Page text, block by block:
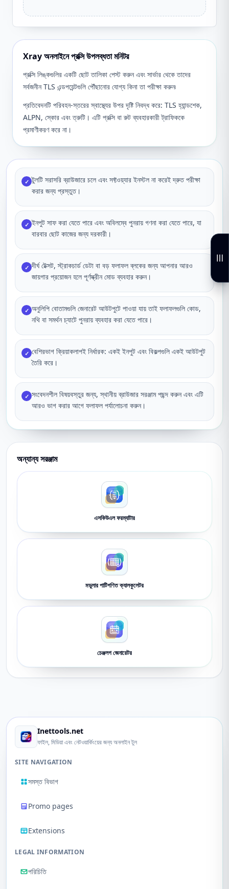
Xray অনলাইনে প্রক্সি উপলব্ধতা মনিটর
প্রক্সি লিঙ্কগুলির একটি ছোট তালিকা পেস্ট করুন এবং সার্ভার থেকে তাদের
সর্বজনীন TLS এন্ডপয়েন্টগুলি পৌঁছানোর যোগ্য কিনা তা পরীক্ষা করুন৷
প্রতিবেদনটি পরিবহন-স্তরের স্বাস্থ্যের উপর দৃষ্টি নিবদ্ধ করে: TLS হ্যান্ডশেক,
ALPN, স্কোর এবং ত্রুটি। এটি প্রক্সি বা রুট ব্যবহারকারী ট্রাফিককে
প্রমাণীকরণ করে না।
✓ টুলটি সরাসরি ব্রাউজারে চলে এবং সফ্টওয়্যার ইনস্টল না করেই দ্রুত পরীক্ষা
করার জন্য প্রস্তুত।
✓ ইনপুট সাফ করা যেতে পারে এবং অবিলম্বে পুনরায় গণনা করা যেতে পারে, যা
বারবার ছোট কাজের জন্য দরকারী।
✓ দীর্ঘ টেক্সট, স্ট্রাকচার্ড ডেটা বা বড় ফলাফল ব্লকের জন্য আপনার আরও
জায়গার প্রয়োজন হলে পূর্ণস্ক্রীন মোড ব্যবহার করুন।
✓ অনুলিপি বোতামগুলি জেনারেট আউটপুটে পাওয়া যায় তাই ফলাফলগুলি কোড,
নথি বা সমর্থন চ্যাটে পুনরায় ব্যবহার করা যেতে পারে।
✓ বেশিরভাগ ক্রিয়াকলাপই নির্ধারক: একই ইনপুট এবং বিকল্পগুলি একই আউটপুট
তৈরি করে।
✓ সংবেদনশীল বিষয়বস্তুর জন্য, স্থানীয় ব্রাউজার সরঞ্জাম পছন্দ করুন এবং এটি
আরও ভাগ করার আগে ফলাফল পর্যালোচনা করুন।
অন্যান্য সরঞ্জাম
এসকিউএল ফরম্যাটার
মডুলার পাটিগণিত ক্যালকুলেটর
চেঞ্জলগ জেনারেটর
Inettools.net
ফাইল, মিডিয়া এবং নেটওয়ার্কিংয়ের জন্য অনলাইন টুল
SITE NAVIGATION
সমস্ত বিভাগ
Promo pages
Extensions
LEGAL INFORMATION
পরিচিতি